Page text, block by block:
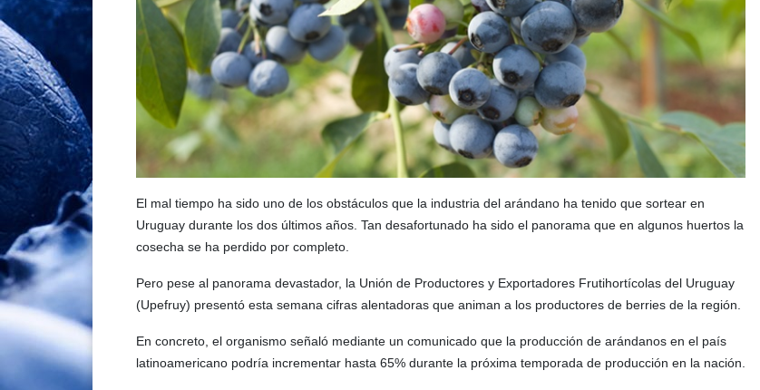
El mal tiempo ha sido uno de los obstáculos que la industria del arándano ha tenido que sortear en
Uruguay durante los dos últimos años. Tan desafortunado ha sido el panorama que en algunos huertos la
cosecha se ha perdido por completo.
Pero pese al panorama devastador, la Unión de Productores y Exportadores Frutihortícolas del Uruguay
(Upefruy) presentó esta semana cifras alentadoras que animan a los productores de berries de la región.
En concreto, el organismo señaló mediante un comunicado que la producción de arándanos en el país
latinoamericano podría incrementar hasta 65% durante la próxima temporada de producción en la nación.